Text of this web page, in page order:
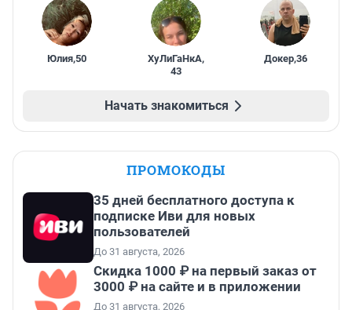
Юлия,50 ХуЛиГаНкА,
43
Докер,36
Начать знакомиться
ПРОМОКОДЫ
35 дней бесплатного доступа к
подписке Иви для новых
пользователей
До 31 августа, 2026
Скидка 1000 ₽ на первый заказ от
3000 ₽ на сайте и в приложении
До 31 августа, 2026